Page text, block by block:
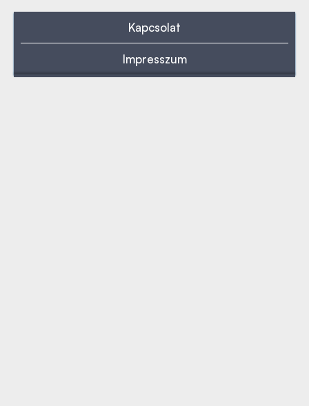
Kapcsolat
Impresszum